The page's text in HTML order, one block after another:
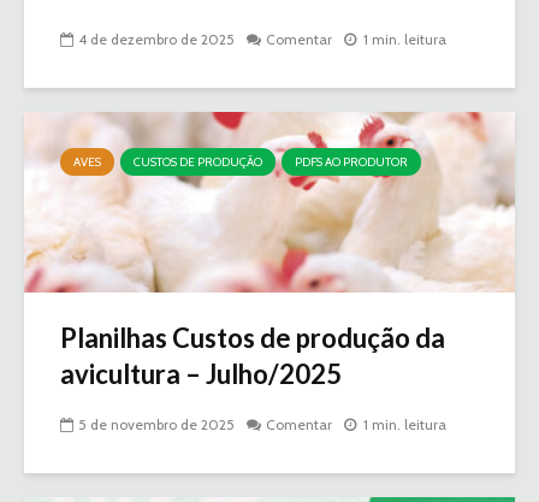
4 de dezembro de 2025 Comentar 1 min. leitura
AVES CUSTOS DE PRODUÇÃO PDFS AO PRODUTOR
Planilhas Custos de produção da
avicultura – Julho/2025
5 de novembro de 2025 Comentar 1 min. leitura